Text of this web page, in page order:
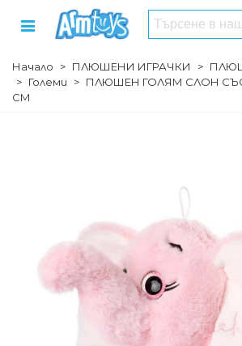
Начало > ПЛЮШЕНИ ИГРАЧКИ >
> Големи > ПЛЮШЕН ГОЛЯМ СЛОН СЪС
СМ